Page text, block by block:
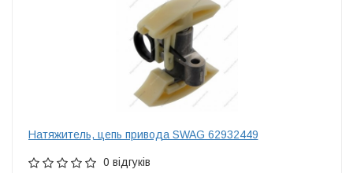
Натяжитель, цепь привода SWAG 62932449
0 відгуків